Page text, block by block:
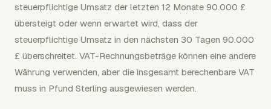
steuerpflichtige Umsatz der letzten 12 Monate 90.000 £
übersteigt oder wenn erwartet wird, dass der
steuerpflichtige Umsatz in den nächsten 30 Tagen 90.000
£ überschreitet. VAT-Rechnungsbeträge können eine andere
Währung verwenden, aber die insgesamt berechenbare VAT
muss in Pfund Sterling ausgewiesen werden.